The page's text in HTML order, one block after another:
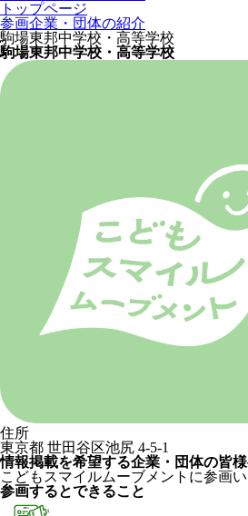
トップページ
参画企業・団体の紹介
駒場東邦中学校・高等学校
駒場東邦中学校・高等学校
住所
東京都 世田谷区池尻 4-5-1
情報掲載を希望する企業・団体の皆
こどもスマイルムーブメントに参画
参画するとできること